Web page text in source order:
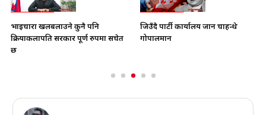
भाइचारा खलबलाउने कुनै पनि
क्रियाकलापप्रति सरकार पूर्ण रुपमा सचेत
छ
जिउँदै पार्टी कार्यालय जान चाहन्थे
गोपालमान